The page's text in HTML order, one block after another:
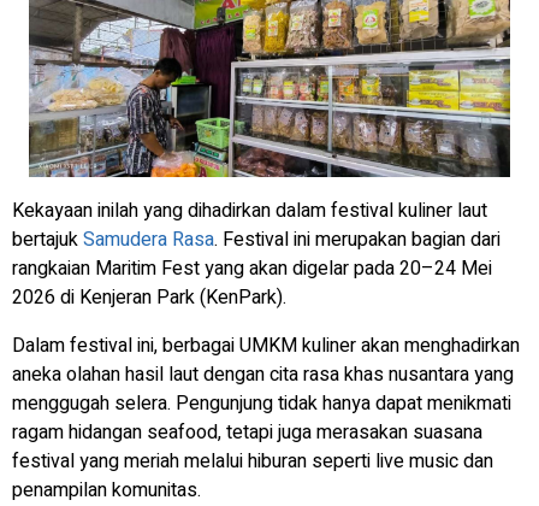
Kekayaan inilah yang dihadirkan dalam festival kuliner laut
bertajukSamudera Rasa. Festival ini merupakan bagian dari
rangkaian Maritim Fest yang akan digelar pada 20–24 Mei
2026 di Kenjeran Park (KenPark).
Dalam festival ini, berbagai UMKM kuliner akan menghadirkan
aneka olahan hasil laut dengan cita rasa khas nusantara yang
menggugah selera. Pengunjung tidak hanya dapat menikmati
ragam hidangan seafood, tetapi juga merasakan suasana
festival yang meriah melalui hiburan seperti live musicdan
penampilan komunitas.